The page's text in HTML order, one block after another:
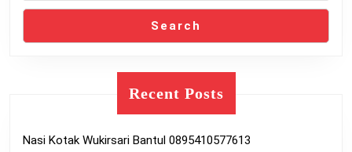
Search
Recent Posts
Nasi Kotak Wukirsari Bantul 0895410577613